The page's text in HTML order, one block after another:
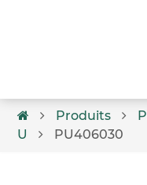
Produits
U
PU406030